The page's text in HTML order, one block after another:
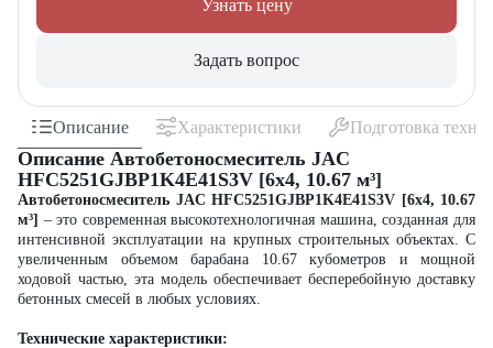
Узнать цену
Задать вопрос
Описание Характеристики Подготовка
Описание Автобетоносмеситель JAC
HFC5251GJBP1K4E41S3V [6x4, 10.67 м³]
Автобетоносмеситель JAC HFC5251GJBP1K4E41S3V [6x4, 10.67
м³] – это современная высокотехнологичная машина, созданная для
интенсивной эксплуатации на крупных строительных объектах. С
увеличенным объемом барабана 10.67 кубометров и мощной
ходовой частью, эта модель обеспечивает бесперебойную доставку
бетонных смесей в любых условиях.
Технические характеристики: